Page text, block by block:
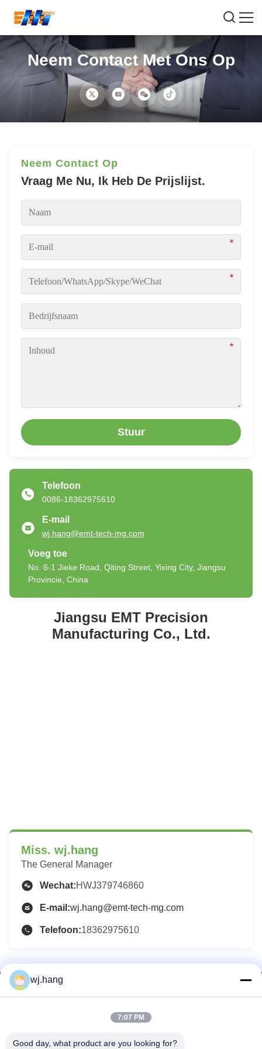
Neem Contact Met Ons Op
Neem Contact Op
Vraag Me Nu, Ik Heb De Prijslijst.
Stuur
Telefoon
0086-18362975610
E-mail
wj.hang@emt-tech-mg.com
Voeg toe
No. 6-1 Jieke Road, Qiting Street, Yixing City, Jiangsu
Provincie, China
Jiangsu EMT Precision
Manufacturing Co., Ltd.
Miss. wj.hang
The General Manager
Wechat:HWJ379746860
E-mail:wj.hang@emt-tech-mg.com
Telefoon:18362975610
Neem contact met ons op
Jiangsu EMT Precision Manufacturing Co.,
wj.hang
7:07 PM
Good day, what product are you looking for?